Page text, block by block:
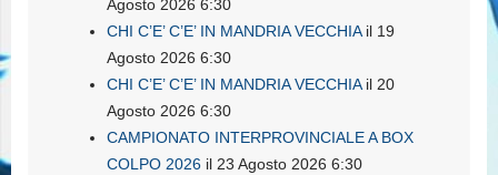
Agosto 2026 6:30
CHI C’E’ C’E’ IN MANDRIA VECCHIAil 19
Agosto 2026 6:30
CHI C’E’ C’E’ IN MANDRIA VECCHIAil 20
Agosto 2026 6:30
CAMPIONATO INTERPROVINCIALE A BOX
COLPO 2026 il 23 Agosto 2026 6:30